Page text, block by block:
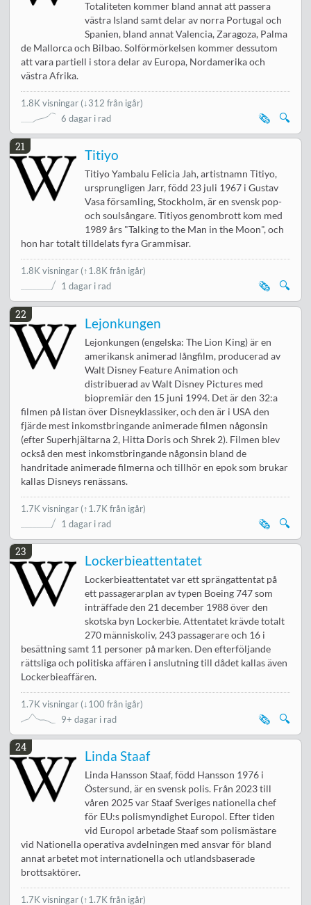
Totaliteten kommer bland annat att passera
västra Island samt delar av norra Portugal och
Spanien, bland annat Valencia, Zaragoza, Palma
de Mallorca och Bilbao. Solförmörkelsen kommer dessutom
att vara partiell i stora delar av Europa, Nordamerika och
västra Afrika.
1.8K visningar (↓312 från igår)
6 dagar i rad
🔍
🗞️
21
Titiyo
Titiyo Yambalu Felicia Jah, artistnamn Titiyo,
ursprungligen Jarr, född 23 juli 1967 i Gustav
Vasa församling, Stockholm, är en svensk pop-
och soulsångare. Titiyos genombrott kom med
1989 års "Talking to the Man in the Moon", och
hon har totalt tilldelats fyra Grammisar.
1.8K visningar (↑1.8K från igår)
1 dagar i rad
🔍
🗞️
22
Lejonkungen
Lejonkungen (engelska: The Lion King) är en
amerikansk animerad långfilm, producerad av
Walt Disney Feature Animation och
distribuerad av Walt Disney Pictures med
biopremiär den 15 juni 1994. Det är den 32:a
filmen på listan över Disneyklassiker, och den är i USA den
fjärde mest inkomstbringande animerade filmen någonsin
(efter Superhjältarna 2, Hitta Doris och Shrek 2). Filmen blev
också den mest inkomstbringande någonsin bland de
handritade animerade filmerna och tillhör en epok som brukar
kallas Disneys renässans.
1.7K visningar (↑1.7K från igår)
1 dagar i rad
🔍
🗞️
23
Lockerbieattentatet
Lockerbieattentatet var ett sprängattentat på
ett passagerarplan av typen Boeing 747 som
inträffade den 21 december 1988 över den
skotska byn Lockerbie. Attentatet krävde totalt
270 människoliv, 243 passagerare och 16 i
besättning samt 11 personer på marken. Den efterföljande
rättsliga och politiska affären i anslutning till dådet kallas även
Lockerbieaffären.
1.7K visningar (↓100 från igår)
9+ dagar i rad
🔍
🗞️
24
Linda Staaf
Linda Hansson Staaf, född Hansson 1976 i
Östersund, är en svensk polis. Från 2023 till
våren 2025 var Staaf Sveriges nationella chef
för EU:s polismyndighet Europol. Efter tiden
vid Europol arbetade Staaf som polismästare
vid Nationella operativa avdelningen med ansvar för bland
annat arbetet mot internationella och utlandsbaserade
brottsaktörer.
1.7K visningar (↑1.7K från igår)